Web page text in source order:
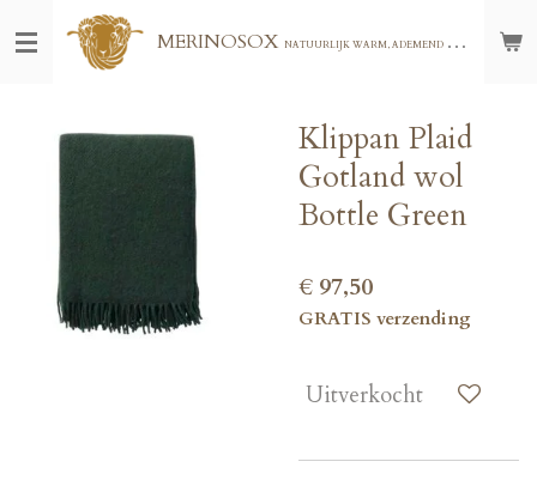
direct
hoofdinhoud
MERINOSOX NATUURLIJK WARM, ADEMEND EN COMFORTABEL - VOOR THUIS, BUITEN OF ONDERWEG - GRATIS VERZENDING VANAF € 75,00
Klippan Plaid
Gotland wol
Bottle Green
€ 97,50
GRATIS verzending
Uitverkocht